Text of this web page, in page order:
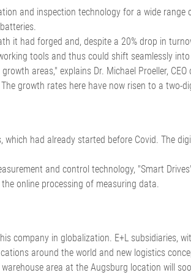
•
Hepsini göster
Oluklu mukavva ürün hattı
ELTIM Inline Yüzey Ağırlığı
Kalınlık Ölçüm Sistemi
Hepsini
and inspection technology for a wide
it had forged and, despite a 20% drop in
tools and thus could shift seamlessly
areas," explains Dr. Michael Proeller,
growth rates here have now risen to a two-
had already started before Covid. The
and control technology, "Smart
online processing of measuring data.
company in globalization. E+L subsidiaries,
around the world and new logistics
area at the Augsburg location will